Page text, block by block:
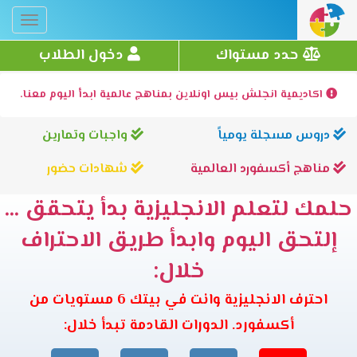
حدد مستواك دخول الطلاب
اكاديمية انجلش بيس اونلاين بمناهج عالمية ابدأ اليوم معنا.
دروس مسجلة يومياً
واجبات وتمارين
مناهج أكسفورد العالمية
شهادات حضور
حلمك لتعلم الانجليزية بدأ يتحقق ...
إلتحق اليوم وابدأ طريق الاحتراف
خلال:
احترف الانجليزية وانت في بيتك 6 مستويات من
أكسفورد. الدورات القادمة تبدأ خلال: